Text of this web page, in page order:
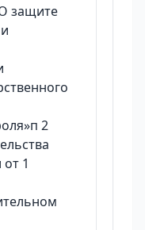
защите
2
1